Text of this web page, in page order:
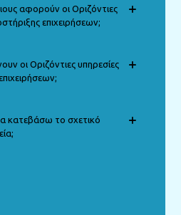
αφορούν οι Οριζόντιες
επιχειρήσεων;
οι Οριζόντιες υπηρεσίες
κατεβάσω το σχετικό